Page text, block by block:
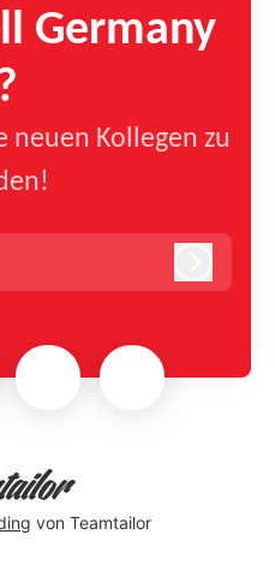
Germany
?
neuen Kollegen zu
von Teamtailor